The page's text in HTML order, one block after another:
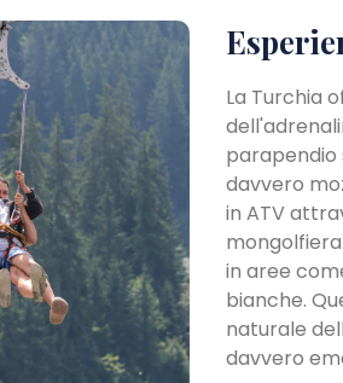
La Turchia
parapendio
davvero
in ATV
in aree
bianche.
naturale
davvero